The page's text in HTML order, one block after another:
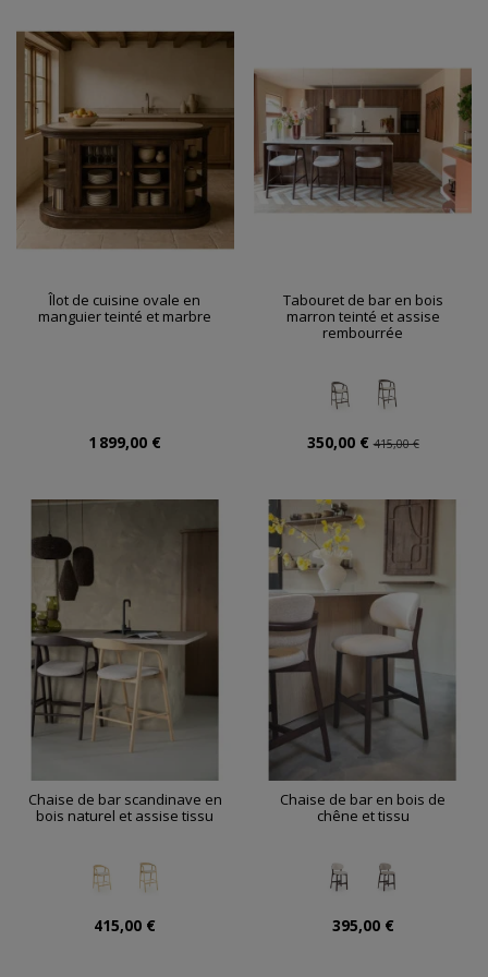
Îlot de cuisine ovale en
manguier teinté et marbre
1 899,00 €
Tabouret de bar en bois
marron teinté et assise
rembourrée
350,00 €415,00 €
Chaise de bar scandinave en
bois naturel et assise tissu
415,00 €
Chaise de bar en bois de
chêne et tissu
395,00 €